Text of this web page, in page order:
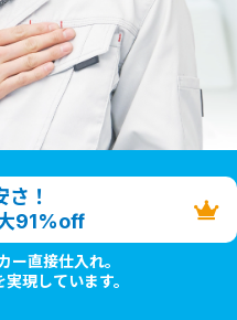
さ！
91%off
ー直接仕入れ。
現しています。